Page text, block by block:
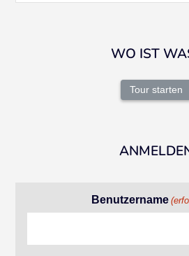
WO IST
Tour starten
Benutzername